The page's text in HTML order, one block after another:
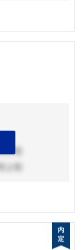
上旬
上旬